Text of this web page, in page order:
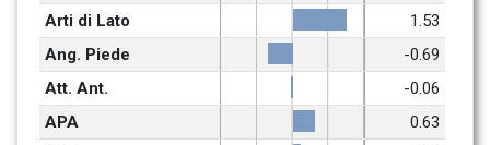
Arti di Lato
1.53
Ang. Piede
-0.69
Att. Ant.
-0.06
APA
0.63